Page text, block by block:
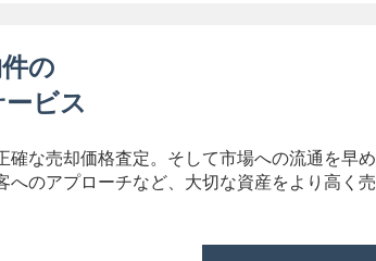
の
ビス
確な売却価格査定。そして市場への流通を早め
へのアプローチなど、大切な資産をより高く売